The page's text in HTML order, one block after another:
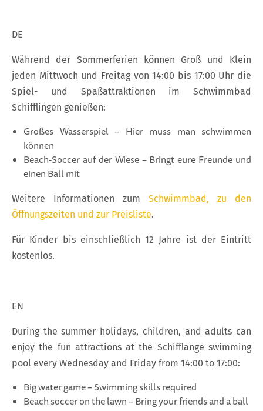
DE
Während der Sommerferien können Groß und Klein
jeden Mittwoch und Freitag von 14:00 bis 17:00 Uhr die
Spiel- und Spaßattraktionen im Schwimmbad
Schifflingen genießen:
Großes Wasserspiel – Hier muss man schwimmen
können
Beach‑Soccer auf der Wiese – Bringt eure Freunde und
einen Ball mit
Weitere Informationen zum Schwimmbad, zu den
Öffnungszeiten und zur Preisliste.
Für Kinder bis einschließlich 12 Jahre ist der Eintritt
kostenlos.
EN
During the summer holidays, children, and adults can
enjoy the fun attractions at the Schifflange swimming
pool every Wednesday and Friday from 14:00 to 17:00:
Big water game – Swimming skills required
Beach soccer on the lawn – Bring your friends and a ball